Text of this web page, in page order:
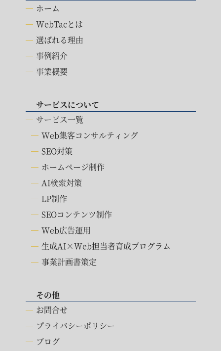
ホーム
WebTacとは
選ばれる理由
事例紹介
事業概要
サービスについて
サービス一覧
Web集客コンサルティング
SEO対策
ホームページ制作
AI検索対策
LP制作
SEOコンテンツ制作
Web広告運用
生成AI×Web担当者育成プログラム
事業計画書策定
その他
お問合せ
プライバシーポリシー
ブログ